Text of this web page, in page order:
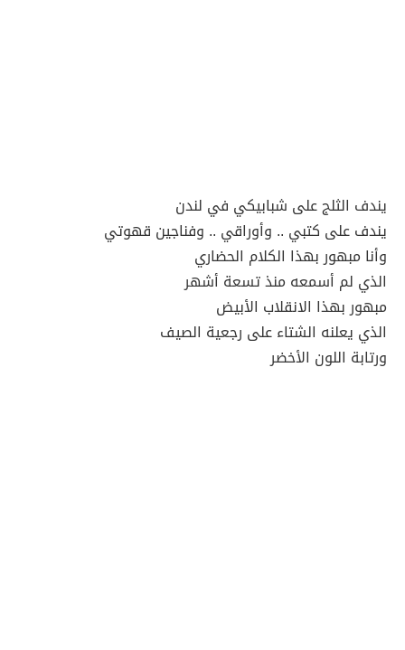
يندف الثلج على شبابيكي في لندن
يندف على كتبي .. وأوراقي .. وفناجين قهوتي
وأنا مبهور بهذا الكلام الحضاري
الذي لم أسمعه منذ تسعة أشهر
مبهور بهذا الانقلاب الأبيض
الذي يعلنه الشتاء على رجعية الصيف
ورتابة اللون الأخضر